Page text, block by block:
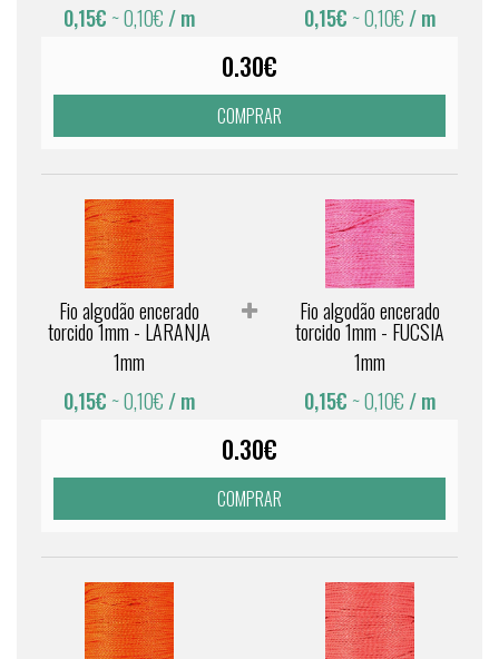
0,15€ ~ 0,10€ / m
0,15€ ~ 0,10€ / m
0.30€
COMPRAR
Fio algodão encerado
torcido 1mm - LARANJA
1mm
0,15€ ~ 0,10€ / m
Fio algodão encerado
torcido 1mm - FUCSIA
1mm
0,15€ ~ 0,10€ / m
0.30€
COMPRAR